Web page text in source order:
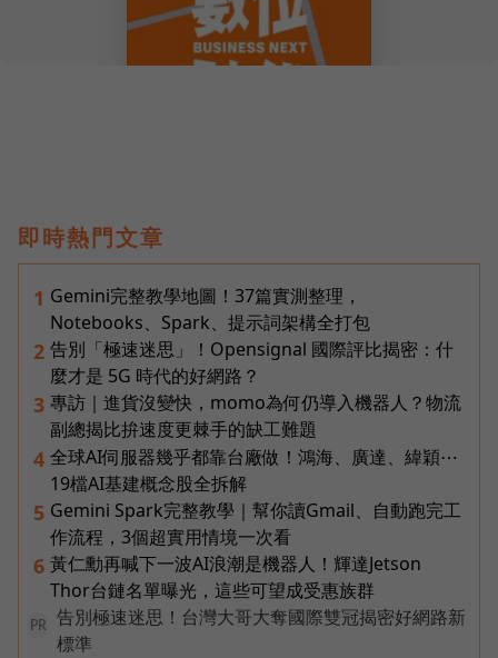
即時熱門文章
1 Gemini完整教學地圖！37篇實測整理，
Notebooks、Spark、提示詞架構全打包
2 告別「極速迷思」！Opensignal 國際評比揭密：什
麼才是 5G 時代的好網路？
3 專訪｜進貨沒變快，momo為何仍導入機器人？物流
副總揭比拚速度更棘手的缺工難題
4 全球AI伺服器幾乎都靠台廠做！鴻海、廣達、緯穎⋯
19檔AI基建概念股全拆解
5 Gemini Spark完整教學｜幫你讀Gmail、自動跑完工
作流程，3個超實用情境一次看
6 黃仁勳再喊下一波AI浪潮是機器人！輝達Jetson
Thor台鏈名單曝光，這些可望成受惠族群
PR
告別極速迷思！台灣大哥大奪國際雙冠揭密好網路新
標準